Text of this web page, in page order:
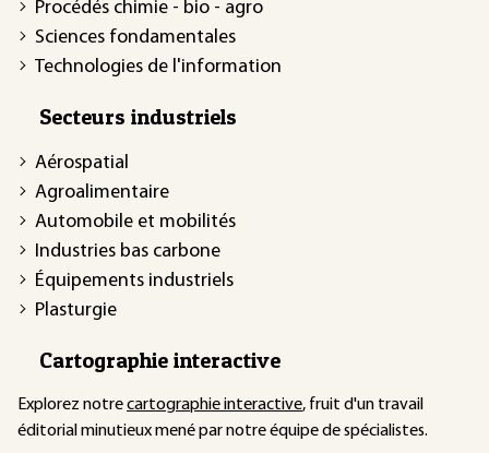
Procédés chimie - bio - agro
Sciences fondamentales
Technologies de l'information
Secteurs industriels
Aérospatial
Agroalimentaire
Automobile et mobilités
Industries bas carbone
Équipements industriels
Plasturgie
Cartographie interactive
Explorez notrecartographie interactive, fruit d'un travail
éditorial minutieux mené par notre équipe de spécialistes.